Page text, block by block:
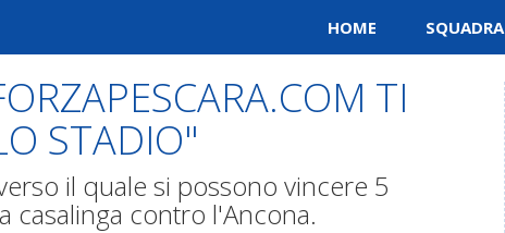
HOME SQUADRA
TI
STADIO"
il quale si possono vincere 5
casalinga contro l'Ancona.